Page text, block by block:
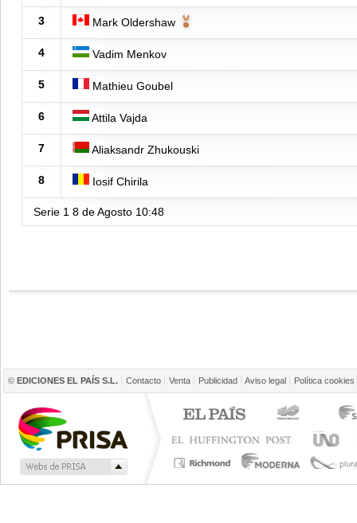
3 Mark Oldershaw
4 Vadim Menkov
5 Mathieu Goubel
6 Attila Vajda
7 Aliaksandr Zhukouski
8 Iosif Chirila
Serie 1 8 de Agosto 10:48
© EDICIONES EL PAÍS S.L. Contacto Venta Publicidad Aviso legal Política cookies